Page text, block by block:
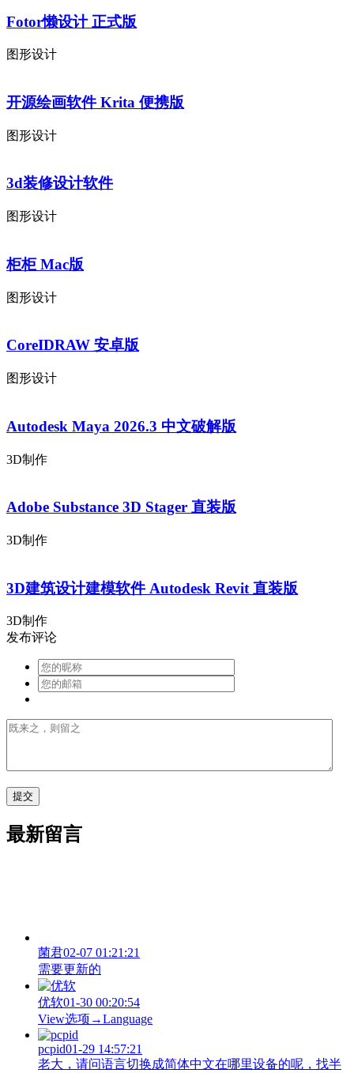
Fotor懒设计 正式版
图形设计
开源绘画软件 Krita 便携版
图形设计
3d装修设计软件
图形设计
柜柜 Mac版
图形设计
CoreIDRAW 安卓版
图形设计
Autodesk Maya 2026.3 中文破解版
3D制作
Adobe Substance 3D Stager 直装版
3D制作
3D建筑设计建模软件 Autodesk Revit 直装版
3D制作
发布评论
最新留言
菌君02-07 01:21:21
需要更新的
优软01-30 00:20:54
View‌选项→Language
pcpid01-29 14:57:21
老大，请问语言切换成简体中文在哪里设备的呢，找半